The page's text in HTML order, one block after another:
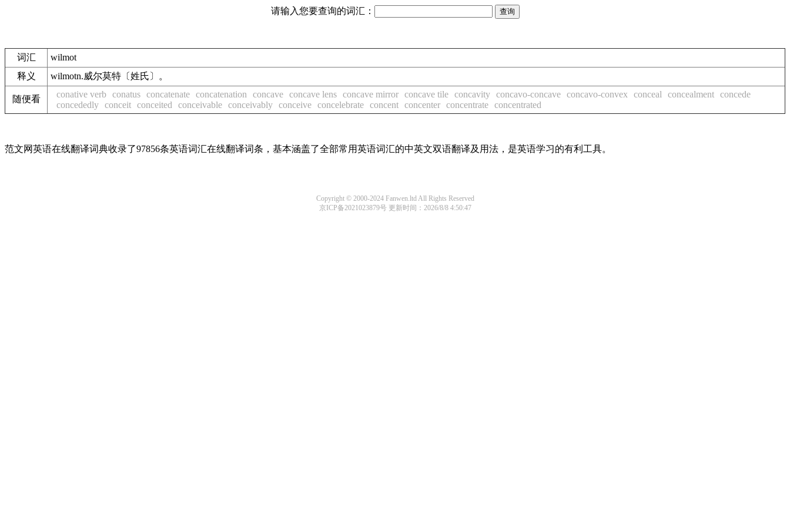
请输入您要查询的词汇：
词汇
wilmot
释义
wilmotn.威尔莫特〔姓氏〕。
随便看 conative verb conatus concatenate concatenation concave concave lens concave mirror concave tile concavity concavo-concave concavo-convex conceal concealment concede
concededly conceit conceited conceivable conceivably conceive concelebrate concent concenter concentrate concentrated
范文网英语在线翻译词典收录了97856条英语词汇在线翻译词条，基本涵盖了全部常用英语词汇的中英文双语翻译及用法，是英语学习的有利工具。
Copyright © 2000-2024 Fanwen.ltd All Rights Reserved
京ICP备2021023879号更新时间：2026/8/8 4:50:47